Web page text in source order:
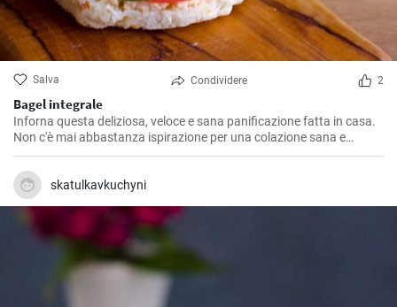
Salva Condividere 2
Bagel integrale
Inforna questa deliziosa, veloce e sana panificazione fatta in casa.
Non c'è mai abbastanza ispirazione per una colazione sana e
gustosa.
skatulkavkuchyni